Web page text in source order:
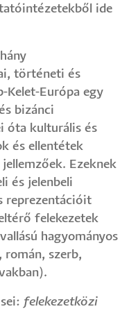
ide
történeti és
Kelet-Európa egy
bizánci
óta kulturális és
és ellentétek
Ezeknek
és jelenbeli
reprezentációit
felekezetek
hagyományos
román, szerb,
felekezetközi